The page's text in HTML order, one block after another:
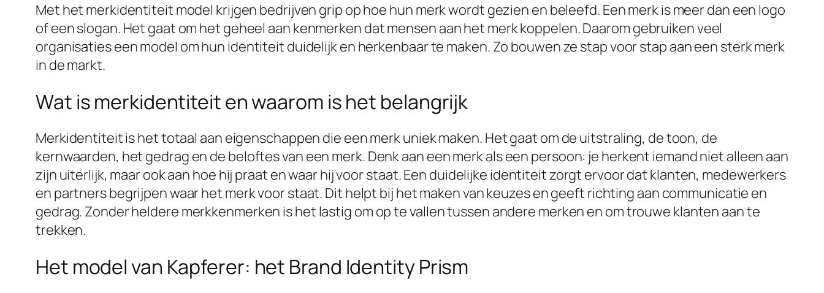
Met het merkidentiteit model krijgen bedrijven grip op hoe hun merk wordt gezien en beleefd. Een merk is meer dan een logo
of een slogan. Het gaat om het geheel aan kenmerken dat mensen aan het merk koppelen. Daarom gebruiken veel
organisaties een model om hun identiteit duidelijk en herkenbaar te maken. Zo bouwen ze stap voor stap aan een sterk merk
in de markt.
Wat is merkidentiteit en waarom is het belangrijk
Merkidentiteit is het totaal aan eigenschappen die een merk uniek maken. Het gaat om de uitstraling, de toon, de
kernwaarden, het gedrag en de beloftes van een merk. Denk aan een merk als een persoon: je herkent iemand niet alleen aan
zijn uiterlijk, maar ook aan hoe hij praat en waar hij voor staat. Een duidelijke identiteit zorgt ervoor dat klanten, medewerkers
en partners begrijpen waar het merk voor staat. Dit helpt bij het maken van keuzes en geeft richting aan communicatie en
gedrag. Zonder heldere merkkenmerken is het lastig om op te vallen tussen andere merken en om trouwe klanten aan te
trekken.
Het model van Kapferer: het Brand Identity Prism